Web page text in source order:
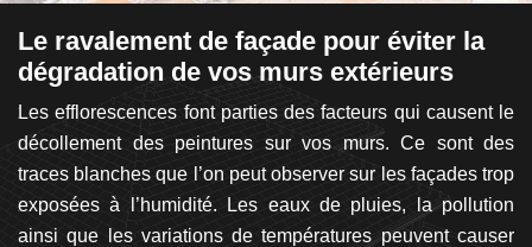
Le ravalement de façade pour éviter la
dégradation de vos murs extérieurs
Les efflorescences font parties des facteurs qui causent le
décollement des peintures sur vos murs. Ce sont des
traces blanches que l’on peut observer sur les façades trop
exposées à l’humidité. Les eaux de pluies, la pollution
ainsi que les variations de températures peuvent causer